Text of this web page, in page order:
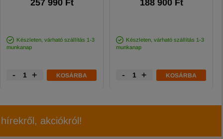
257 990 Ft
Készleten, várható szállítás 1-3
munkanap
- + KOSÁRBA
188 900 Ft
Készleten, várható szállítás 1-3
munkanap
- + KOSÁRBA
akciókról!